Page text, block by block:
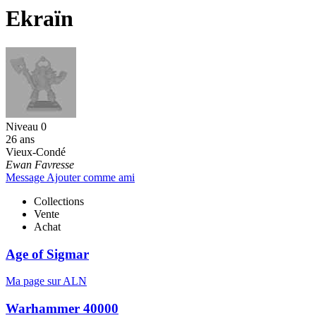
Ekraïn
Niveau 0
26 ans
Vieux-Condé
Ewan Favresse
Message Ajouter comme ami
Collections
Vente
Achat
Age of Sigmar
Ma page sur ALN
Warhammer 40000